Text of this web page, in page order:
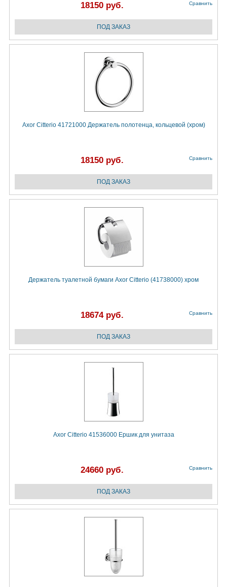
18150 руб. Сравнить
Axor Citterio 41721000 Держатель полотенца, кольцевой (хром)
18150 руб. Сравнить
Держатель туалетной бумаги Axor Citterio (41738000) хром
18674 руб. Сравнить
Axor Citterio 41536000 Ёршик для унитаза
24660 руб. Сравнить